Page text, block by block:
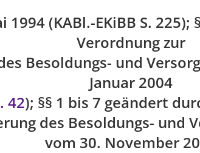
1994 (KABl.-EKiBB S.
Verordnung zur
Besoldungs- und
Januar 2004
42); §§ 1 bis 7 geändert
des Besoldungs- und
vom 30. November